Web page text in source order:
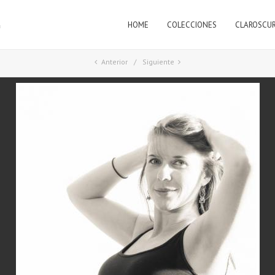
HOME COLECCIONES
Anterior Siguiente